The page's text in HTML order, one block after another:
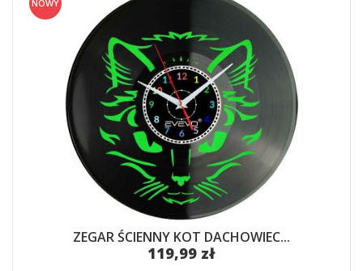
ZEGAR ŚCIENNY KOT DACHOWIEC...
119,99 zł
NOWY